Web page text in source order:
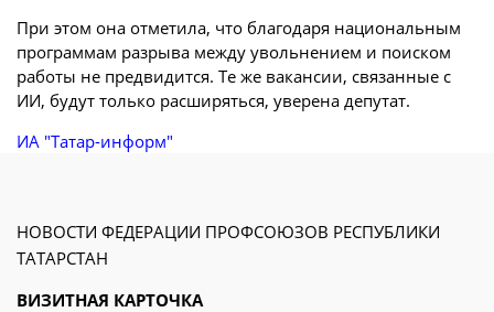
При этом она отметила, что благодаря национальным
программам разрыва между увольнением и поиском
работы не предвидится. Те же вакансии, связанные с
ИИ, будут только расширяться, уверена депутат.
ИА "Татар-информ"
НОВОСТИ ФЕДЕРАЦИИ ПРОФСОЮЗОВ РЕСПУБЛИКИ
ТАТАРСТАН
ВИЗИТНАЯ КАРТОЧКА